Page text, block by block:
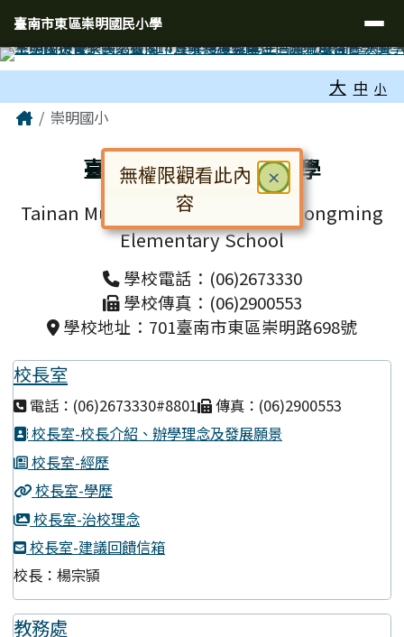
臺南市東區崇明國民小學
導覽列
臺南市東區崇明國民小學
大 中 小
主內容區域
Home崇明國小
臺南市東區崇明國民小學
Tainan Municipal East District Chongming
Elementary School
學校電話：(06)2673330
學校傳真：(06)2900553
學校地址：701臺南市東區崇明路698號
校長室
電話：(06)2673330#8801
傳真：(06)2900553
校長室-校長介紹、辦學理念及發展願景
校長室-經歷
校長室-學歷
校長室-治校理念
校長室-建議回饋信箱
校長：楊宗頴
教務處
頁尾區域
× 關閉
無權限觀看此內
容
對話框已開啟。請使用 Tab 鍵在